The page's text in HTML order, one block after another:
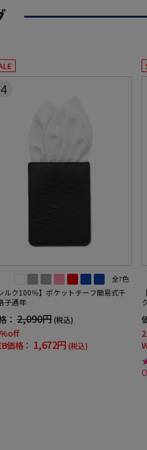
4
全7色
ルク100％】ポケットチーフ簡易式千
子通年
： 2,090円 (税込)
価格： 1,672円 (税込)